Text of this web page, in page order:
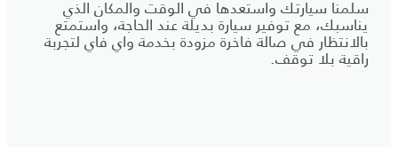
سلمنا سيارتك واستعدها في الوقت والمكان الذي
يناسبك، مع توفير سيارة بديلة عند الحاجة، واستمتع
بالانتظار في صالة فاخرة مزودة بخدمة واي فاي لتجربة
راقية بلا توقف.